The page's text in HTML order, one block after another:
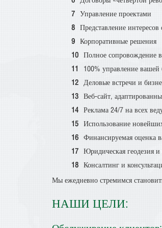
Управление проектами
Представление
Корпоративные решения
Полное сопровождение
100% управление
Деловые встречи и
Веб-сайт,
Реклама 24/7 на всех
Использование
Финансируемая оценка
Юридическая геодезия и
Консалтинг и
Мы ежедневно стремимся
НАШИ ЦЕЛИ: